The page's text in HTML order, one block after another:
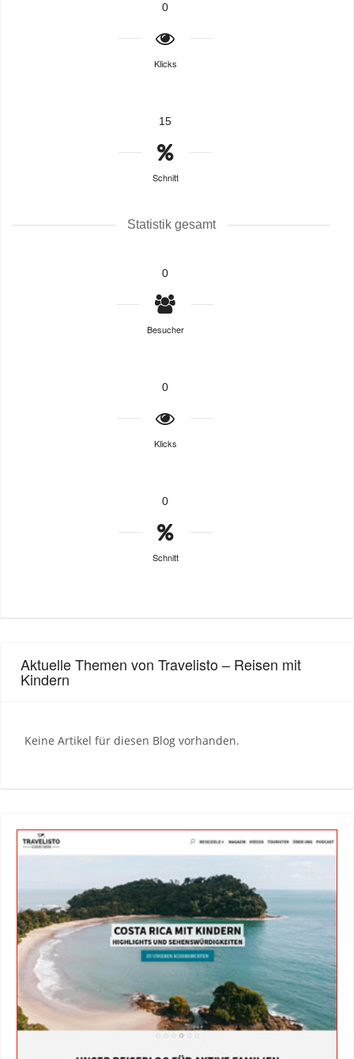
0
Klicks
15
Schnitt
Statistik gesamt
0
Besucher
0
Klicks
0
Schnitt
Aktuelle Themen von Travelisto – Reisen mit
Kindern
Keine Artikel für diesen Blog vorhanden.